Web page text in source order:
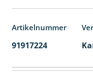
Artikelnummer
91917224